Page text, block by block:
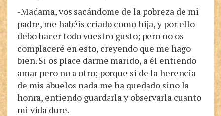
-Madama, vos sacándome de la pobreza de mi
padre, me habéis criado como hija, y por ello
debo hacer todo vuestro gusto; pero no os
complaceré en esto, creyendo que me hago
bien. Si os place darme marido, a él entiendo
amar pero no a otro; porque si de la herencia
de mis abuelos nada me ha quedado sino la
honra, entiendo guardarla y observarla cuanto
mi vida dure.